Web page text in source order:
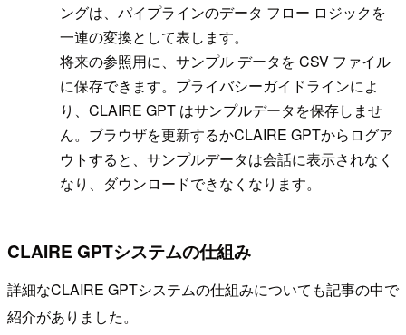
ングは、パイプラインのデータ フロー ロジックを
一連の変換として表します。
将来の参照用に、サンプル データを CSV ファイル
に保存できます。プライバシーガイドラインによ
り、CLAIRE GPT はサンプルデータを保存しませ
ん。ブラウザを更新するかCLAIRE GPTからログア
ウトすると、サンプルデータは会話に表示されなく
なり、ダウンロードできなくなります。
CLAIRE GPTシステムの仕組み
詳細なCLAIRE GPTシステムの仕組みについても記事の中で
紹介がありました。